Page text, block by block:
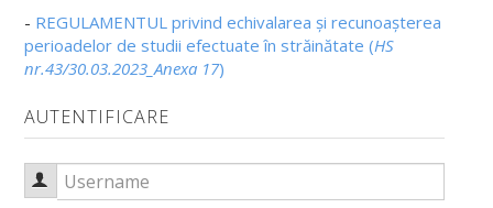
- REGULAMENTUL privind echivalarea și recunoașterea
perioadelor de studii efectuate în străinătate (HS
nr.43/30.03.2023_Anexa 17)
AUTENTIFICARE
Username